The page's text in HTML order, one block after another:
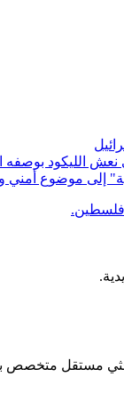
الليكود بوصفه
إلى موضوع
فلسطين.
مستقل متخصص